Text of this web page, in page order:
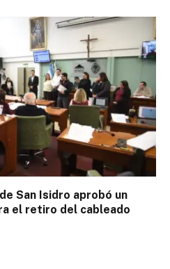
San Isidro aprobó un
el retiro del cableado